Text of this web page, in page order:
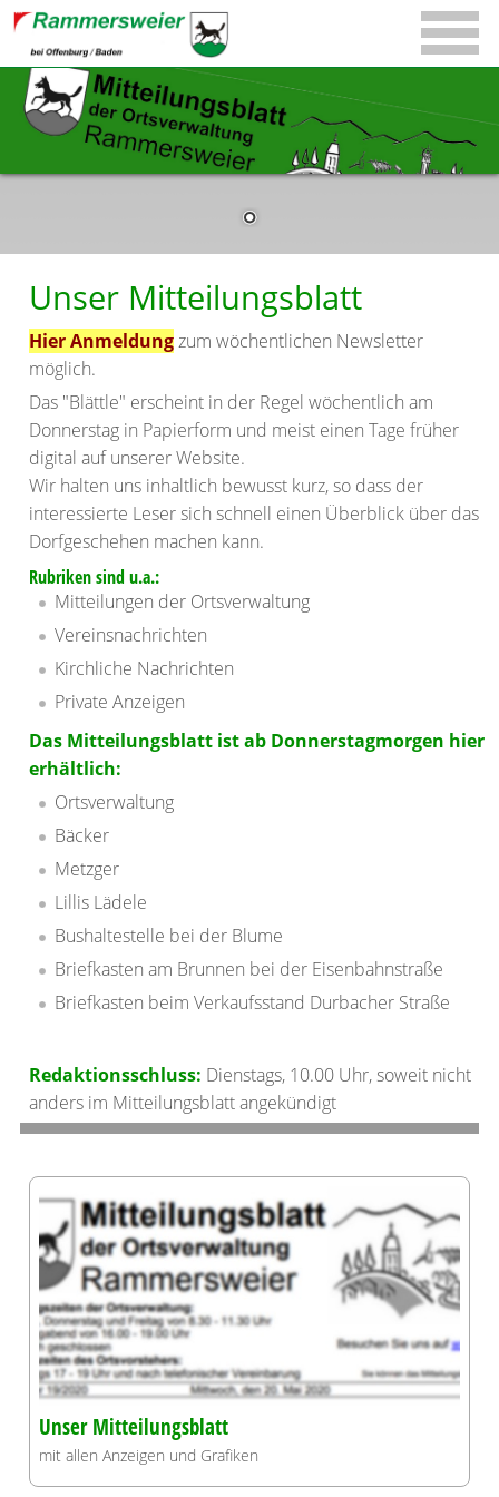
Unser Mitteilungsblatt
Hier Anmeldungzum wöchentlichen Newsletter
möglich.
Das "Blättle" erscheint in der Regel wöchentlich am
Donnerstag in Papierform und meist einen Tage früher
digital auf unserer Website.
Wir halten uns inhaltlich bewusst kurz, so dass der
interessierte Leser sich schnell einen Überblick über das
Dorfgeschehen machen kann.
Rubriken sind u.a.:
Mitteilungen der Ortsverwaltung
Vereinsnachrichten
Kirchliche Nachrichten
Private Anzeigen
Das Mitteilungsblatt ist ab Donnerstagmorgen hier
erhältlich:
Ortsverwaltung
Bäcker
Metzger
Lillis Lädele
Bushaltestelle bei der Blume
Briefkasten am Brunnen bei der Eisenbahnstraße
Briefkasten beim Verkaufsstand Durbacher Straße
Redaktionsschluss: Dienstags, 10.00 Uhr, soweit nicht
anders im Mitteilungsblatt angekündigt
Unser Mitteilungsblatt
mit allen Anzeigen und Grafiken